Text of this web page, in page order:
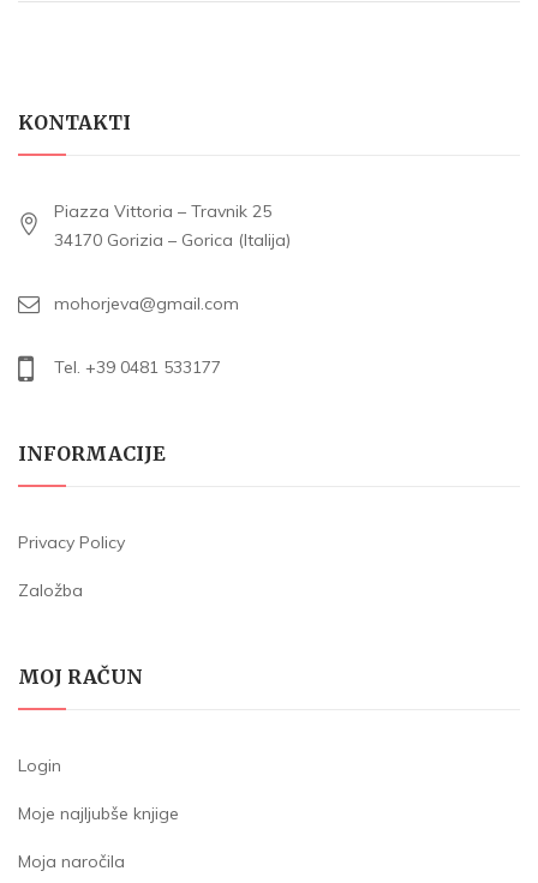
KONTAKTI
Piazza Vittoria – Travnik 25
34170 Gorizia – Gorica (Italija)
mohorjeva@gmail.com
Tel. +39 0481 533177
INFORMACIJE
Privacy Policy
Založba
MOJ RAČUN
Login
Moje najljubše knjige
Moja naročila